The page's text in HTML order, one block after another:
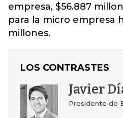
empresa, $56.887
para la micro empresa
millones.
LOS CONTRASTES
Javier
Presidente de